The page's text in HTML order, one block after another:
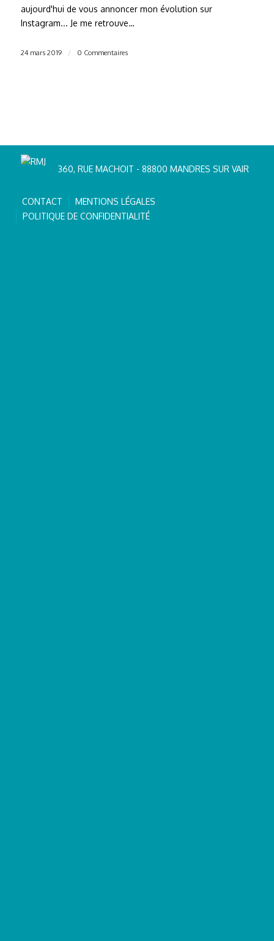
aujourd'hui de vous annoncer mon évolution sur
Instagram... Je me retrouve…
24 mars 2019 / 0 Commentaires
360, RUE MACHOIT - 88800 MANDRES SUR VAIR
CONTACT
MENTIONS LÉGALES
POLITIQUE DE CONFIDENTIALITÉ